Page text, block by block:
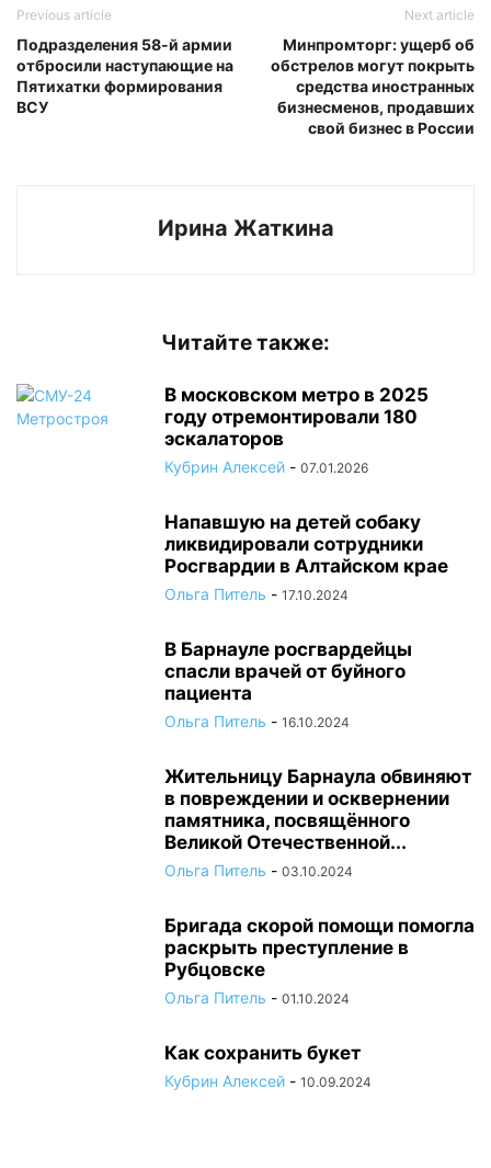
Previous article
Подразделения 58-й армии
отбросили наступающие на
Пятихатки формирования
ВСУ
Next article
Минпромторг: ущерб об
обстрелов могут покрыть
средства иностранных
бизнесменов, продавших
свой бизнес в России
Ирина Жаткина
Читайте также:
В московском метро в 2025
году отремонтировали 180
эскалаторов
Кубрин Алексей - 07.01.2026
Напавшую на детей собаку
ликвидировали сотрудники
Росгвардии в Алтайском крае
Ольга Питель - 17.10.2024
В Барнауле росгвардейцы
спасли врачей от буйного
пациента
Ольга Питель - 16.10.2024
Жительницу Барнаула обвиняют
в повреждении и осквернении
памятника, посвящённого
Великой Отечественной...
Ольга Питель - 03.10.2024
Бригада скорой помощи помогла
раскрыть преступление в
Рубцовске
Ольга Питель - 01.10.2024
Как сохранить букет
Кубрин Алексей - 10.09.2024